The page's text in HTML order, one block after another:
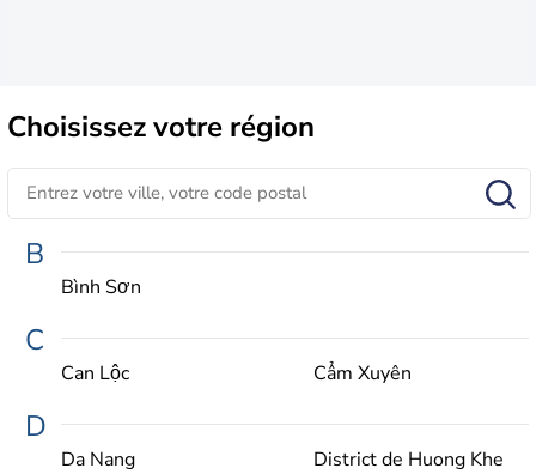
Choisissezvotre région
B
Bình Sơn
C
Can Lộc Cẩm Xuyên
D
Da Nang
District de Huong Khe